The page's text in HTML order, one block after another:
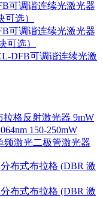
可调谐连续光激光器
选）
可调谐连续光激光器
可选）
DFB可调谐连续光激
拉格反射激光器 9mW
150-250mW
频激光二极管激光器
分布式布拉格 (DBR 激
分布式布拉格 (DBR 激